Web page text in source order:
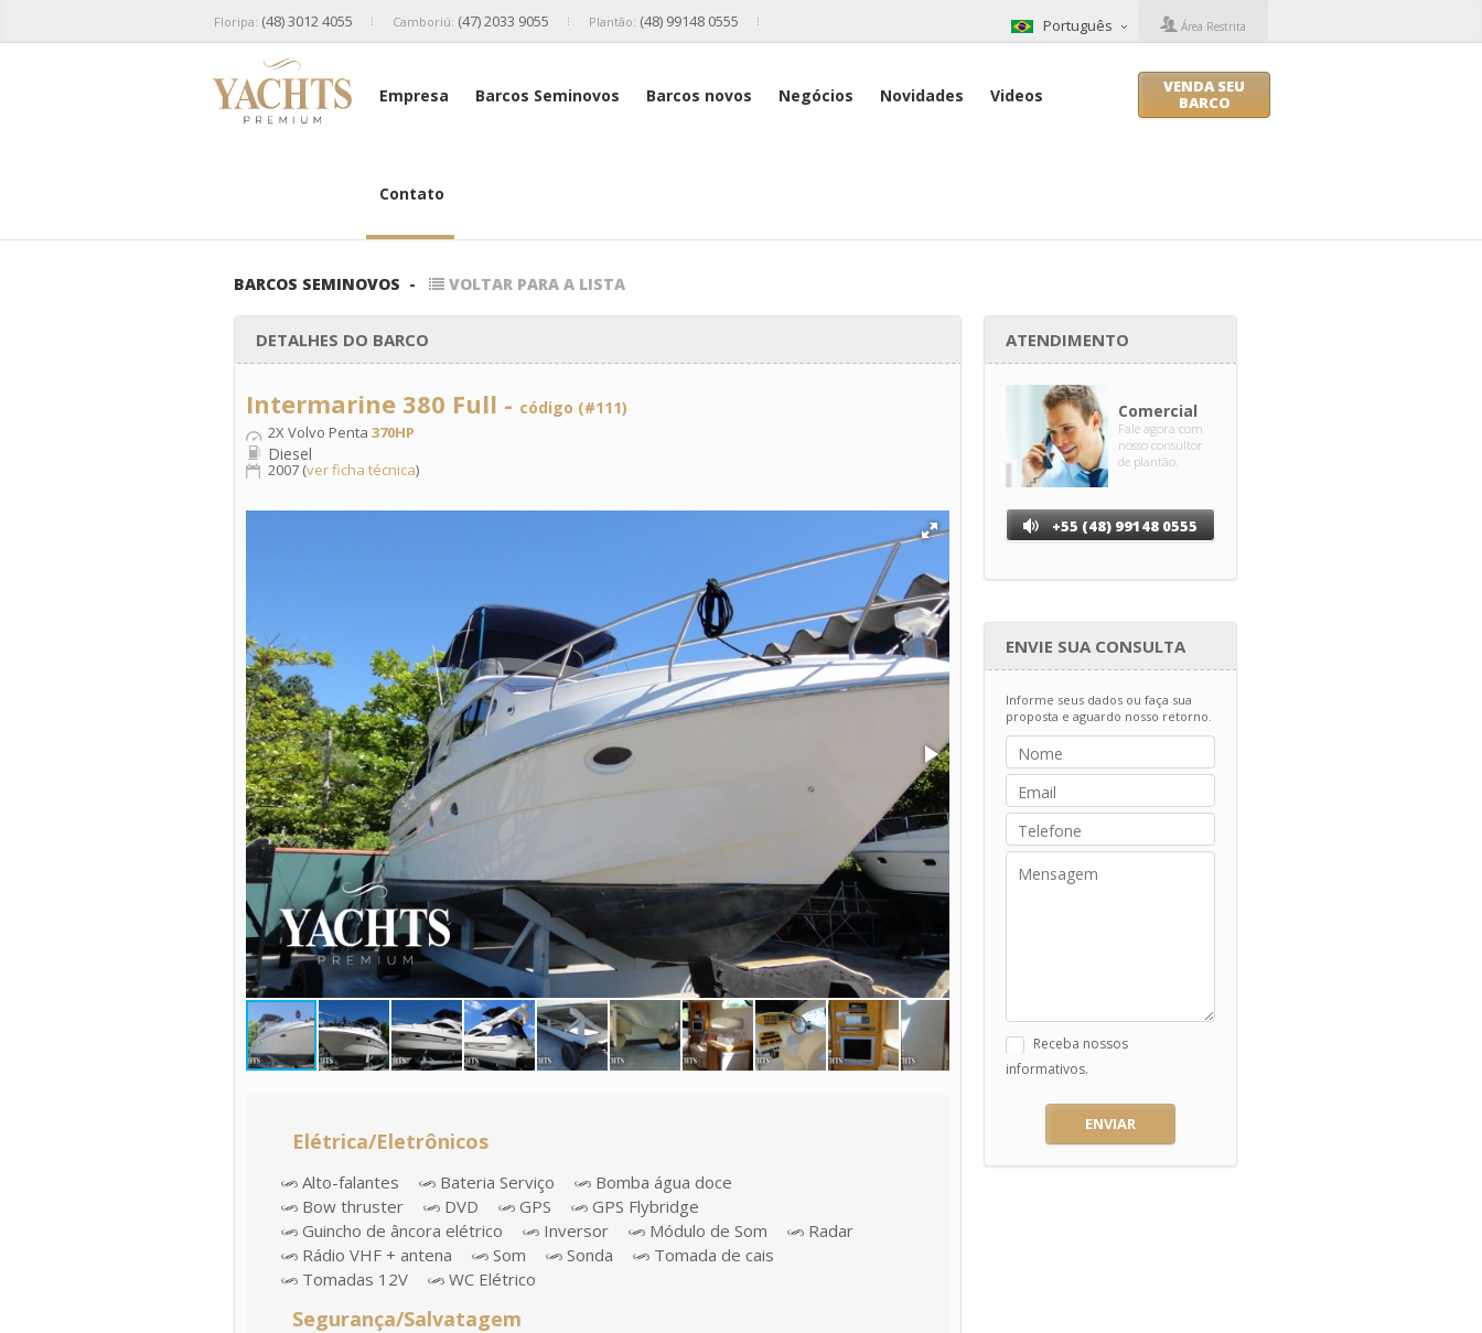
Floripa: (48) 3012 4055 Camboriú: (47) 2033 9055 Plantão: (48) 99148 0555 Português Área Restrita
Empresa Barcos Seminovos Barcos novos Negócios Novidades Videos
Contato
VENDA SEU
BARCO
BARCOS SEMINOVOS - VOLTAR PARA A LISTA
DETALHES DO BARCO
Intermarine 380 Full - código (#111)
2X Volvo Penta 370HP
Diesel
2007 (ver ficha técnica)
Elétrica/Eletrônicos
Alto-falantes Bateria Serviço
Bomba água doce
Bow thruster
DVD GPS
GPS Flybridge
Guincho de âncora elétrico
Inversor Módulo de Som
Radar
Rádio VHF + antena
Som Sonda
Tomada de cais
Tomadas 12V
WC Elétrico
Segurança/Salvatagem
ATENDIMENTO
Comercial
Fale agora com
nosso consultor
de plantão.
+55 (48) 99148 0555
ENVIE SUA CONSULTA
Informe seus dados ou faça sua
proposta e aguardo nosso retorno.
Receba nossos
informativos.
ENVIAR